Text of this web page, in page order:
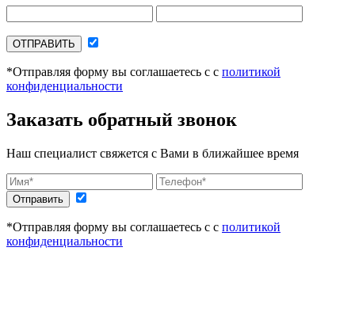
ОТПРАВИТЬ
*Отправляя форму вы соглашаетесь с с политикой
конфиденциальности
Заказать обратный звонок
Наш специалист свяжется с Вами в ближайшее время
Отправить
*Отправляя форму вы соглашаетесь с с политикой
конфиденциальности